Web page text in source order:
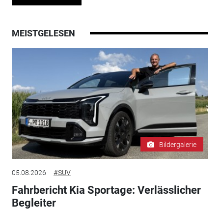
MEISTGELESEN
Bildergalerie
05.08.2026 #SUV
Fahrbericht Kia Sportage: Verlässlicher
Begleiter